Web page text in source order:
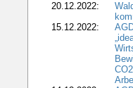
20.12.2022:
15.12.2022: